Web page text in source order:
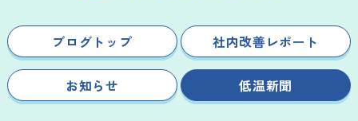
ブログトップ 社内改善レポート
お知らせ 低温新聞